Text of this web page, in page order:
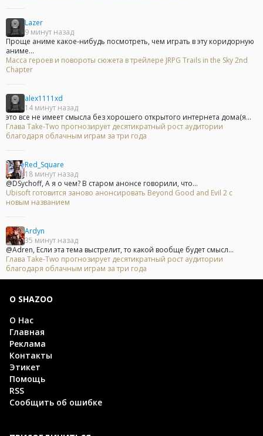
Lazer
9 минут назад
Проще аниме какое-нибудь посмотреть, чем играть в эту коридорную
аниме...
Масса героев и повороты сюжета в трейлере JRPG Trails in the Sky 2nd
Chapter
alex1111xd
14 минут назад
это все не имеет смысла без хорошего открытого интернета дома(я...
Глава Take-Two прогнозирует десятикратный рост аудитории
благодаря облачным играм за три года
Red_Square
18 минут назад
@DSychoff, А я о чем? В старом анонсе говорили, что...
Ubisoft готовится заново анонсировать Beyond Good and Evil 2 с
новым названием
Ardyn
35 минут назад
@Adren, Если эта тема выстрелит, то какой вообще будет смысл...
Глава Take-Two прогнозирует десятикратный рост аудитории
благодаря облачным играм за три года
О SHAZOO
О Нас
Главная
Реклама
Контакты
Этикет
Помощь
RSS
Сообщить об ошибке